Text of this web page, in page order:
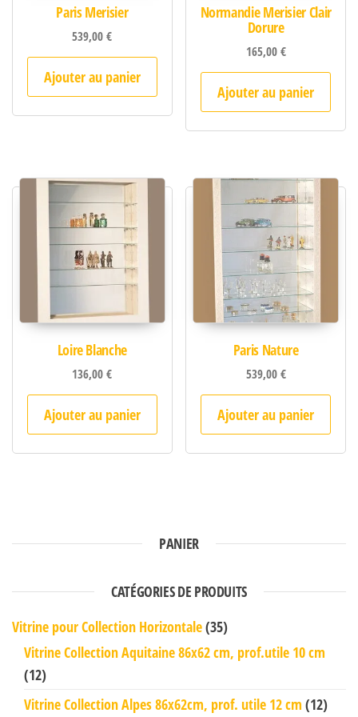
Paris Merisier
539,00€
Ajouter au panier
Normandie Merisier Clair
Dorure
165,00€
Ajouter au panier
Loire Blanche
136,00€
Ajouter au panier
Paris Nature
539,00€
Ajouter au panier
PANIER
CATÉGORIES DE PRODUITS
Vitrine pour Collection Horizontale(35)
Vitrine Collection Aquitaine 86x62 cm, prof.utile 10 cm
(12)
Vitrine Collection Alpes 86x62cm, prof. utile 12 cm (12)